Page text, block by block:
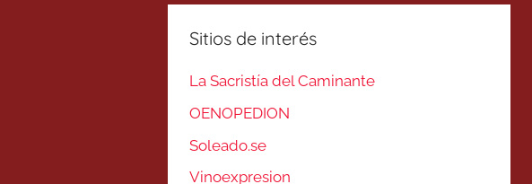
Sitios de interés
La Sacristía del Caminante
OENOPEDION
Soleado.se
Vinoexpresion